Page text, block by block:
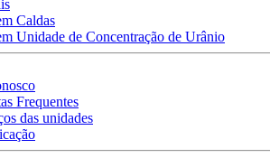
Caldas
Unidade de Concentração de Urânio
Frequentes
das unidades